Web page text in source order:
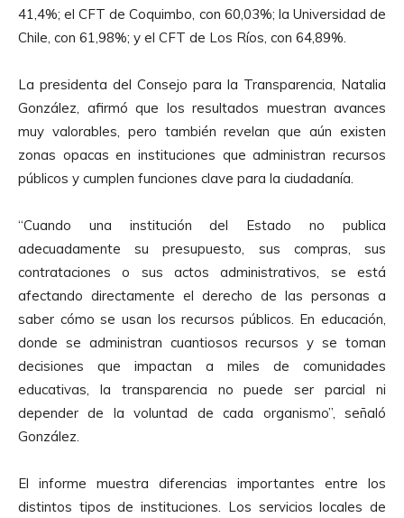
41,4%; el CFT de Coquimbo, con 60,03%; la Universidad de
Chile, con 61,98%; y el CFT de Los Ríos, con 64,89%.
La presidenta del Consejo para la Transparencia, Natalia
González, afirmó que los resultados muestran avances
muy valorables, pero también revelan que aún existen
zonas opacas en instituciones que administran recursos
públicos y cumplen funciones clave para la ciudadanía.
“Cuando una institución del Estado no publica
adecuadamente su presupuesto, sus compras, sus
contrataciones o sus actos administrativos, se está
afectando directamente el derecho de las personas a
saber cómo se usan los recursos públicos. En educación,
donde se administran cuantiosos recursos y se toman
decisiones que impactan a miles de comunidades
educativas, la transparencia no puede ser parcial ni
depender de la voluntad de cada organismo”, señaló
González.
El informe muestra diferencias importantes entre los
distintos tipos de instituciones. Los servicios locales de